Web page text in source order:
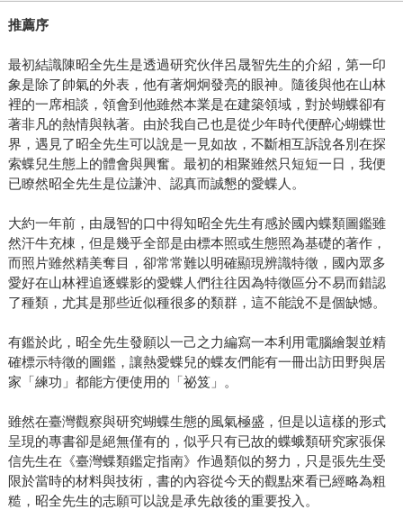
推薦序
最初結識陳昭全先生是透過研究伙伴呂晟智先生的介紹，第一印
象是除了帥氣的外表，他有著炯炯發亮的眼神。隨後與他在山林
裡的一席相談，領會到他雖然本業是在建築領域，對於蝴蝶卻有
著非凡的熱情與執著。由於我自己也是從少年時代便醉心蝴蝶世
界，遇見了昭全先生可以說是一見如故，不斷相互訴說各別在探
索蝶兒生態上的體會與興奮。最初的相聚雖然只短短一日，我便
已瞭然昭全先生是位謙沖、認真而誠懇的愛蝶人。
大約一年前，由晟智的口中得知昭全先生有感於國內蝶類圖鑑雖
然汗牛充棟，但是幾乎全部是由標本照或生態照為基礎的著作，
而照片雖然精美奪目，卻常常難以明確顯現辨識特徵，國內眾多
愛好在山林裡追逐蝶影的愛蝶人們往往因為特徵區分不易而錯認
了種類，尤其是那些近似種很多的類群，這不能說不是個缺憾。
有鑑於此，昭全先生發願以一己之力編寫一本利用電腦繪製並精
確標示特徵的圖鑑，讓熱愛蝶兒的蝶友們能有一冊出訪田野與居
家「練功」都能方便使用的「祕笈」。
雖然在臺灣觀察與研究蝴蝶生態的風氣極盛，但是以這樣的形式
呈現的專書卻是絕無僅有的，似乎只有已故的蝶蛾類研究家張保
信先生在《臺灣蝶類鑑定指南》作過類似的努力，只是張先生受
限於當時的材料與技術，書的內容從今天的觀點來看已經略為粗
糙，昭全先生的志願可以說是承先啟後的重要投入。